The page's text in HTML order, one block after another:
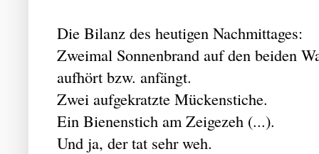
Die Bilanz des heutigen Nachmittages:
Zweimal Sonnenbrand auf den beiden
aufhört bzw. anfängt.
Zwei aufgekratzte Mückenstiche.
Ein Bienenstich am Zeigezeh (...).
Und ja, der tat sehr weh.